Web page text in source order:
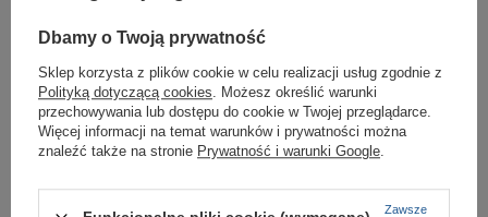
Sklep Butomania.pl to największy wybór obuwia sportowego dla całej
Kupując w naszym sklepie internetowym masz gwarancję, że towar jest
oryginalny i pochodzi z oficjalnej sieci dystrybucyjnej.
W ciągu 30 dni możesz dokonać zwrotu bądź wymiany towaru bez
podania przyczyny.
Dbamy o Twoją prywatność
Sklep korzysta z plików cookie w celu realizacji usług zgodnie z
Polityką dotyczącą cookies . Możesz określić warunki
przechowywania lub dostępu do cookie w Twojej przeglądarce.
Więcej informacji na temat warunków i prywatności można
znaleźć także na stronie Prywatność i warunki Google
Zawsze